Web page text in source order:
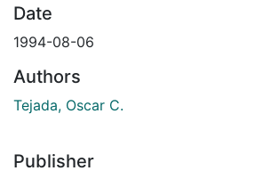
Date
1994-08-06
Authors
Tejada, Oscar C.
Publisher